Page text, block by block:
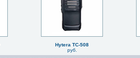
Hytera TC-508
руб.